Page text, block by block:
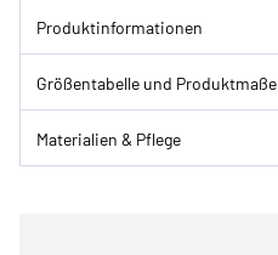
Produktinformationen
Größentabelle und Produktmaße
Materialien & Pflege